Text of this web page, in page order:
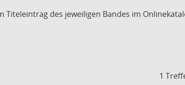
des jeweiligen Bandes im
1